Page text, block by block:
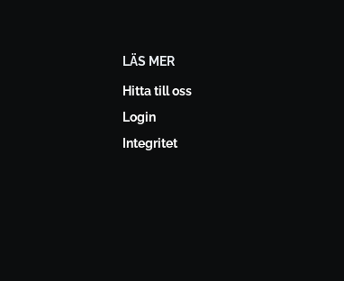
LÄS MER
Hitta till oss
Login
Integritet